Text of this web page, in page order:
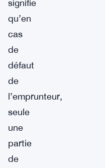
signifie
qu’en
cas
de
défaut
de
l’emprunteur,
seule
une
partie
de